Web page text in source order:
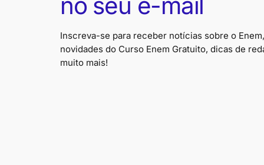
Inscreva-se para receber notícias sobre o Enem,
novidades do Curso Enem Gratuito, dicas de
muito mais!